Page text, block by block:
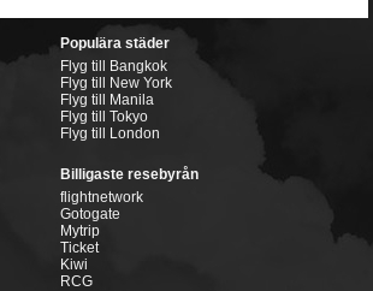
Populära städer
Flyg till Bangkok
Flyg till New York
Flyg till Manila
Flyg till Tokyo
Flyg till London
Billigaste resebyrån
flightnetwork
Gotogate
Mytrip
Ticket
Kiwi
RCG